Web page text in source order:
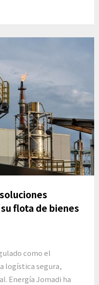
flota de bienes
como el
logística segura,
Energía Jomadi ha